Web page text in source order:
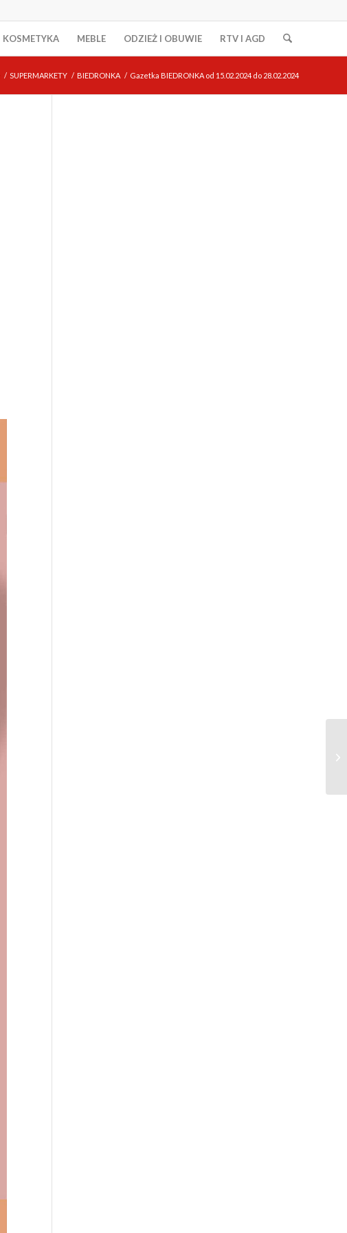
KOSMETYKA MEBLE ODZIEŻ I OBUWIE RTV I AGD
/ SUPERMARKETY / BIEDRONKA / Gazetka BIEDRONKA od 15.02.2024 do 28.02.2024